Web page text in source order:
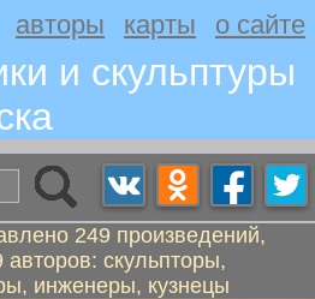
авторы карты о сайте
и скульптуры
249 произведений,
скульпторы,
инженеры, кузнецы